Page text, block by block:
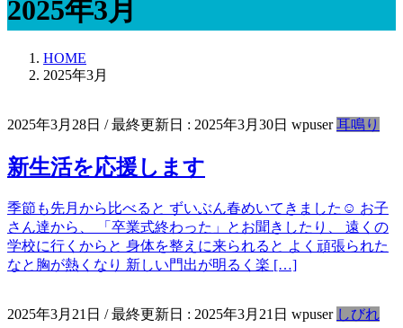
2025年3月
HOME
2025年3月
2025年3月28日 / 最終更新日 : 2025年3月30日 wpuser 耳鳴り
新生活を応援します
季節も先月から比べると ずいぶん春めいてきました☺ お子
さん達から、 「卒業式終わった」とお聞きしたり、 遠くの
学校に行くからと 身体を整えに来られると よく頑張られた
なと胸が熱くなり 新しい門出が明るく楽 […]
2025年3月21日 / 最終更新日 : 2025年3月21日 wpuser しびれ